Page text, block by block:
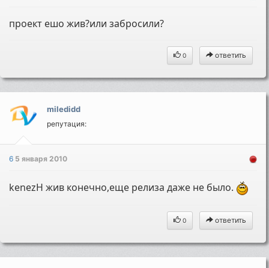
проект ешо жив?или забросили?
0 ответить
miledidd
репутация:
6 5 января 2010
kenezH жив конечно,еще релиза даже не было.
0 ответить